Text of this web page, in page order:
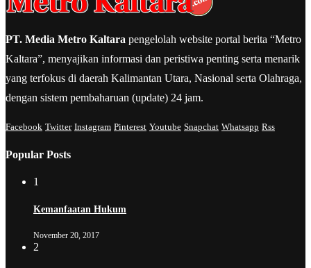
PT. Media Metro Kaltara pengelolah website portal berita “Metro
Kaltara”, menyajikan informasi dan peristiwa penting serta menarik
yang terfokus di daerah Kalimantan Utara, Nasional serta Olahraga,
dengan sistem pembaharuan (update) 24 jam.
Facebook Twitter Instagram Pinterest Youtube Snapchat Whatsapp Rss
Popular Posts
1
Kemanfaatan Hukum
November 20, 2017
2